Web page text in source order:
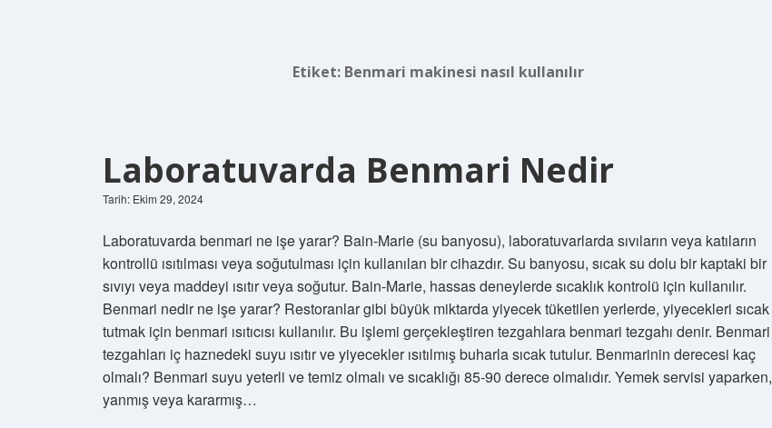
Etiket: Benmari makinesi nasıl kullanılır
Laboratuvarda Benmari Nedir
Tarih: Ekim 29, 2024
Laboratuvarda benmari ne işe yarar? Bain-Marie (su banyosu), laboratuvarlarda sıvıların veya katıların
kontrollü ısıtılması veya soğutulması için kullanılan bir cihazdır. Su banyosu, sıcak su dolu bir kaptaki bir
sıvıyı veya maddeyi ısıtır veya soğutur. Bain-Marie, hassas deneylerde sıcaklık kontrolü için kullanılır.
Benmari nedir ne işe yarar? Restoranlar gibi büyük miktarda yiyecek tüketilen yerlerde, yiyecekleri sıcak
tutmak için benmari ısıtıcısı kullanılır. Bu işlemi gerçekleştiren tezgahlara benmari tezgahı denir. Benmari
tezgahları iç haznedeki suyu ısıtır ve yiyecekler ısıtılmış buharla sıcak tutulur. Benmarinin derecesi kaç
olmalı? Benmari suyu yeterli ve temiz olmalı ve sıcaklığı 85-90 derece olmalıdır. Yemek servisi yaparken,
yanmış veya kararmış…